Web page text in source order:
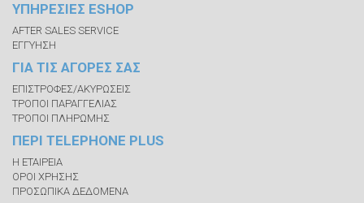
ΥΠΗΡΕΣΙΕΣ ESHOP
AFTER SALES SERVICE
ΕΓΓΥΗΣΗ
ΓΙΑ ΤΙΣ ΑΓΟΡΕΣ ΣΑΣ
ΕΠΙΣΤΡΟΦΕΣ/ΑΚΥΡΩΣΕΙΣ
ΤΡΟΠΟΙ ΠΑΡΑΓΓΕΛΙΑΣ
ΤΡΟΠΟΙ ΠΛΗΡΩΜΗΣ
ΠΕΡΙ TELEPHONE PLUS
Η ΕΤΑΙΡΕΙΑ
ΟΡΟΙ ΧΡΗΣΗΣ
ΠΡΟΣΩΠΙΚΑ ΔΕΔΟΜΕΝΑ